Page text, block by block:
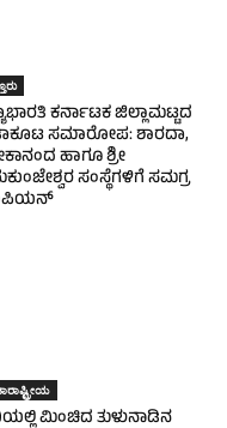
ಕರ್ನಾಟಕ ಜಿಲ್ಲಾಮಟ್ಟದ
ಸಮಾರೋಪ: ಶಾರದಾ,
ಹಾಗೂ ಶ್ರೀ
ಸಂಸ್ಥೆಗಳಿಗೆ ಸಮಗ್ರ
ಮಿಂಚಿದ ತುಳುನಾಡಿನ